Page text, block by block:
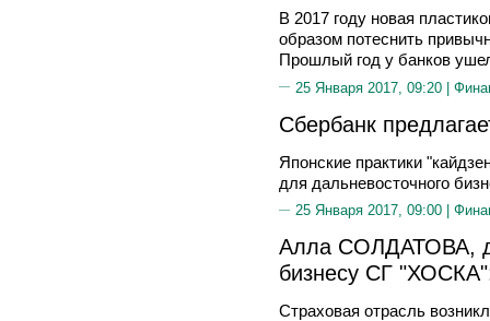
В 2017 году новая
образом потеснить
Прошлый год у банков
25 Января 2017, 09:20 |
Сбербанк
Японские практики
для дальневосточного
25 Января 2017, 09:00 |
Алла СОЛДАТОВА,
бизнесу СГ
Страховая отрасль